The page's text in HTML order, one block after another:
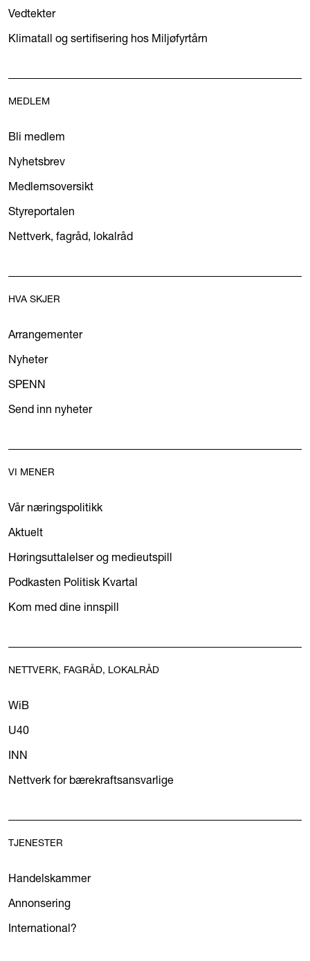
Vedtekter
Klimatall og sertifisering hos Miljøfyrtårn
MEDLEM
Bli medlem
Nyhetsbrev
Medlemsoversikt
Styreportalen
Nettverk, fagråd, lokalråd
HVA SKJER
Arrangementer
Nyheter
SPENN
Send inn nyheter
VI MENER
Vår næringspolitikk
Aktuelt
Høringsuttalelser og medieutspill
Podkasten Politisk Kvartal
Kom med dine innspill
NETTVERK, FAGRÅD, LOKALRÅD
WiB
U40
INN
Nettverk for bærekraftsansvarlige
TJENESTER
Handelskammer
Annonsering
International?